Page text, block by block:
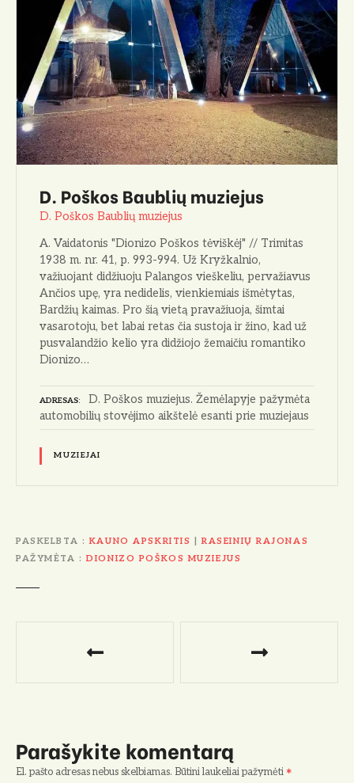
D. Poškos Baublių muziejus
D. Poškos Baublių muziejus
A. Vaidatonis "Dionizo Poškos tėviškėj" // Trimitas
1938 m. nr. 41, p. 993-994. Už Kryžkalnio,
važiuojant didžiuo­ju Palangos vieškeliu, pervažiavus
Ančios upę, yra nedidelis, vienkie­miais išmėtytas,
Bardžių kaimas. Pro šią vietą pravažiuoja, šimtai
vasaroto­ju, bet labai retas čia sustoja ir žino, kad už
pusvalandžio kelio yra didžio­jo žemaičiu romantiko
Dionizo…
ADRESAS
D. Poškos muziejus. Žemėlapyje pažymėta
automobilių stovėjimo aikštelė esanti prie muziejaus
MUZIEJAI
PASKELBTA KAUNO APSKRITIS |RASEINIŲ RAJONAS
PAŽYMĖTA
DIONIZO POŠKOS MUZIEJUS
g
Parašykite komentarą
El. pašto adresas nebus skelbiamas. Būtini laukeliai pažymėti